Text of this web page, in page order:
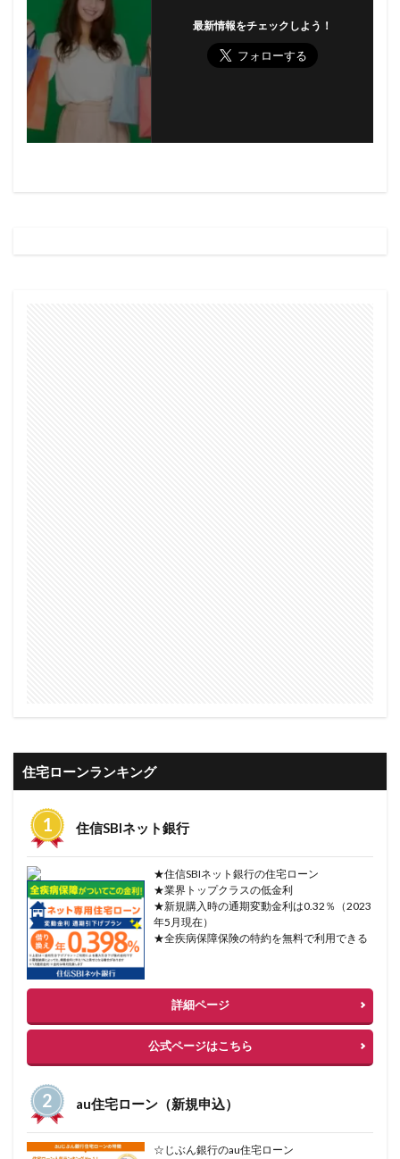
最新情報をチェックしよう！
住宅ローンランキング
住信SBIネット銀行
★住信SBIネット銀行の住宅ローン
★業界トップクラスの低金利
★新規購入時の通期変動金利は0.32％（2023
年5月現在）
★全疾病保障保険の特約を無料で利用できる
詳細ページ
公式ページはこちら
au住宅ローン（新規申込）
☆じぶん銀行のau住宅ローン